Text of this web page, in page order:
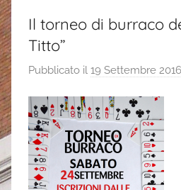
Il torneo di burraco
Titto”
Pubblicato il 19 Settembre 2016